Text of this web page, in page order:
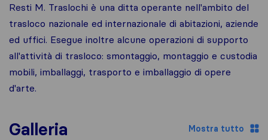
Resti M. Traslochi è una ditta operante nell'ambito del
trasloco nazionale ed internazionale di abitazioni, aziende
ed uffici. Esegue inoltre alcune operazioni di supporto
all'attività di trasloco: smontaggio, montaggio e custodia
mobili, imballaggi, trasporto e imballaggio di opere
d'arte.
Galleria Mostra tutto